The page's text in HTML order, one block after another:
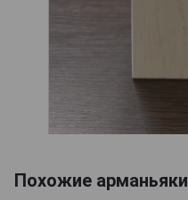
Похожие арманьяки